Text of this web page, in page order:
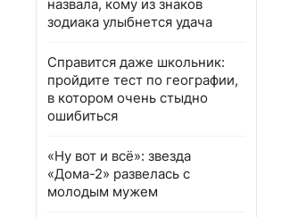
назвала, кому из знаков
зодиака улыбнется удача
Справится даже школьник:
пройдите тест по географии,
в котором очень стыдно
ошибиться
«Ну вот и всё»: звезда
«Дома-2» развелась с
молодым мужем